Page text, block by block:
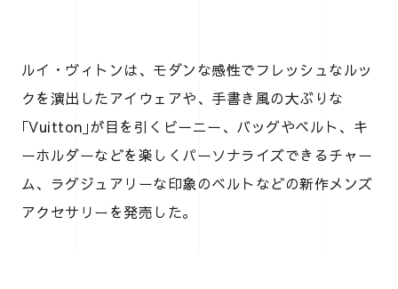
ルイ・ヴィトンは、モダンな感性でフレッシュなルッ
クを演出したアイウェアや、手書き風の大ぶりな
｢Vuitton｣が目を引くビーニー、バッグやベルト、キ
ーホルダーなどを楽しくパーソナライズできるチャー
ム、ラグジュアリーな印象のベルトなどの新作メンズ
アクセサリーを発売した。